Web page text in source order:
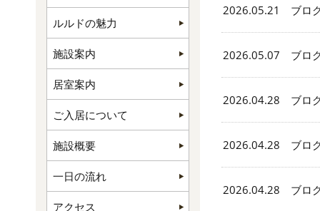
2026.05.21 ブロ
2026.05.07 ブロ
2026.04.28 ブロ
2026.04.28 ブロ
2026.04.28 ブロ
ルルドの魅力
施設案内
居室案内
ご入居について
施設概要
一日の流れ
アクセス